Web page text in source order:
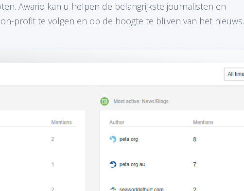
Awario kan u helpen de belangrijkste journalisten en
profit te volgen en op de hoogte te blijven van het nieuws.